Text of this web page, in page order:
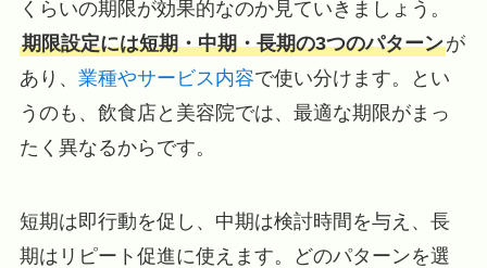
くらいの期限が効果的なのか見ていきましょう。
期限設定には短期・中期・長期の3つのパターンが
あり、 業種やサービス内容で使い分けます。とい
うのも、飲食店と美容院では、最適な期限がまっ
たく異なるからです。
短期は即行動を促し、中期は検討時間を与え、長
期はリピート促進に使えます。どのパターンを選